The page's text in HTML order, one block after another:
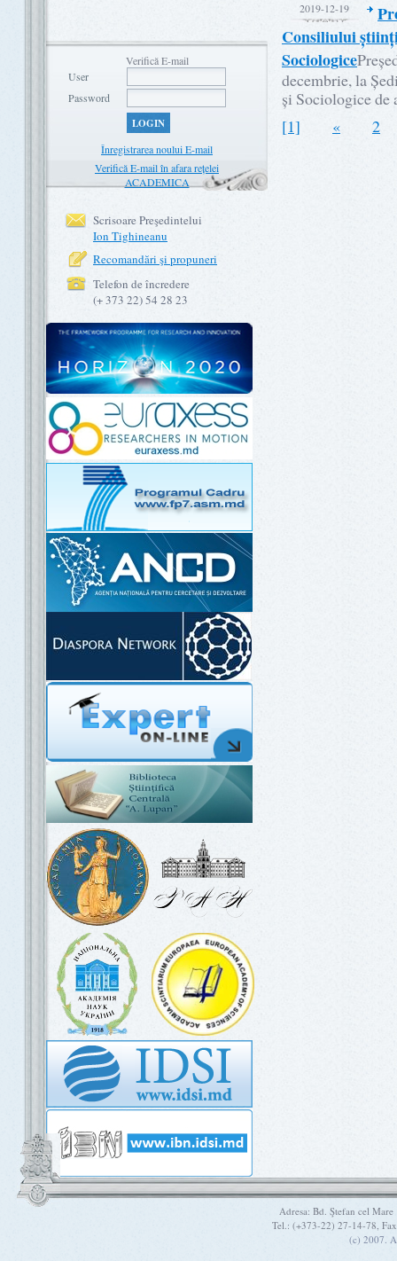
Verifică E-mail
User
Password
LOGIN
Înregistrarea noului E-mail
Verifică E-mail în afara rețelei
ACADEMICA
Scrisoare Preşedintelui
Ion Tighineanu
Recomandări şi propuneri
Telefon de încredere
(+ 373 22) 54 28 23
2019-12-19
Consiliului
Sociologice
decembrie, la
și Sociologice de
[1]
« 2
Adresa: Bd. Ştefan cel
Tel.: (+373-22) 27-14-78,
(c) 2007.